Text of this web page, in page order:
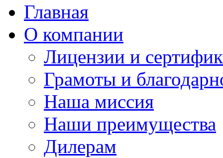
Главная
О компании
Лицензии и
Грамоты и
Наша миссия
Наши преимущества
Дилерам